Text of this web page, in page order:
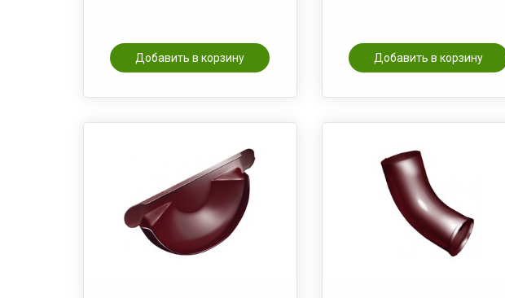
Добавить в корзину Добавить в корзину